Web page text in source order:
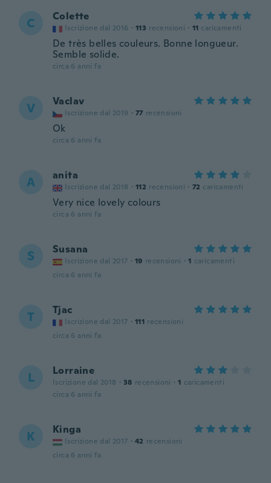
C Colette
Iscrizione dal 2016 · 113 recensioni · 11 caricamenti
De très belles couleurs. Bonne longueur.
Semble solide.
circa 6 anni fa
V Vaclav
Iscrizione dal 2019 · 77 recensioni
Ok
circa 6 anni fa
A anita
Iscrizione dal 2018 · 112 recensioni · 72 caricamenti
Very nice lovely colours
circa 6 anni fa
S Susana
Iscrizione dal 2017 · 19 recensioni · 1 caricamenti
circa 6 anni fa
T Tjac
Iscrizione dal 2017 · 111 recensioni
circa 6 anni fa
L Lorraine
Iscrizione dal 2018 · 38 recensioni · 1 caricamenti
circa 6 anni fa
K Kinga
Iscrizione dal 2017 · 42 recensioni
circa 6 anni fa